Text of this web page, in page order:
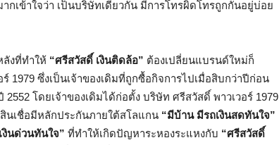
กเข้าใจว่า เป็นบริษัทเดียวกัน มีการโทรผิดโทรถูกกันอยู่บ่อย
ลังที่ทำให้ “ศรีสวัสดิ์ เงินติดล้อ” ต้องเปลี่ยนแบรนด์ใหม่ก็
1979 ซึ่งเป็นเจ้าของเดิมที่ถูกซื้อกิจการไปเมื่อสิบกว่าปีก่อน
โดยเจ้าของเดิมได้ก่อตั้ง บริษัท ศรีสวัสดิ์ พาวเวอร์ 1979
นเชื่อมีหลักประกันภายใต้สโลแกน “มีบ้าน มีรถเงินสดทันใจ”
งินด่วนทันใจ” ที่ทำให้เกิดปัญหาระหองระแหงกับ “ศรีสวัสดิ์